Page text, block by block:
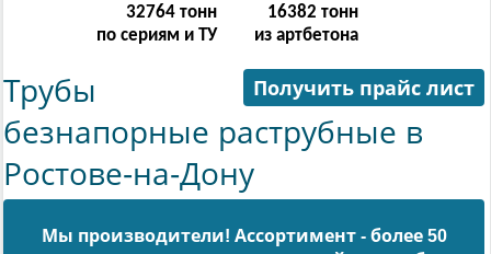
131068 тонн
по сериям и ТУ
65534 тонн
из артбетона
Получить прайс лист
Трубы
безнапорные раструбные в
Ростове-на-Дону
Мы производители! Ассортимент - более 50